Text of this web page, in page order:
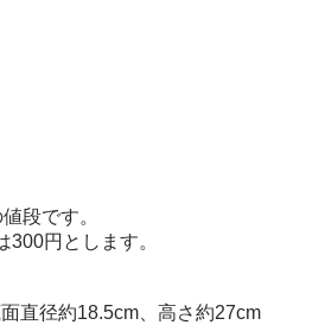
段です。
300円とします。
直径約18.5cm、高さ約27cm